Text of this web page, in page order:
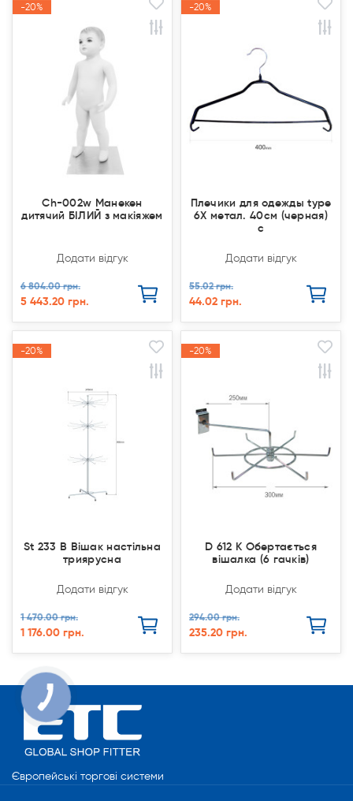
-20%
-20%
Ch-002w Манекен
дитячий БІЛИЙ з макіяжем
Додати відгук
6 804.00 грн.
5 443.20 грн.
-20%
-20%
Плечики для одежды type
6Х метал. 40см (черная)
с
Додати відгук
55.02 грн.
44.02 грн.
-20%
-20%
St 233 В Вішак настільна
триярусна
Додати відгук
1 470.00 грн.
1 176.00 грн.
-20%
-20%
D 612 K Обертається
вішалка (6 гачків)
Додати відгук
294.00 грн.
235.20 грн.
Європейські торгові системи